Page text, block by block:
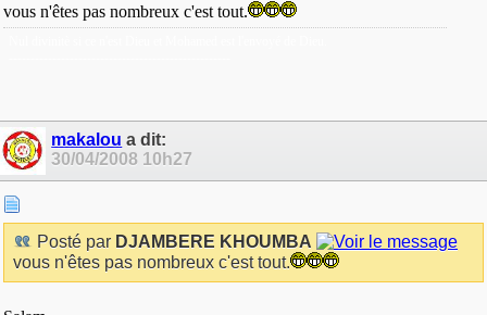
vous n'êtes pas nombreux c'est tout.
makalou a dit:
30/04/2008 10h27
Posté par DJAMBERE KHOUMBA
vous n'êtes pas nombreux c'est tout.